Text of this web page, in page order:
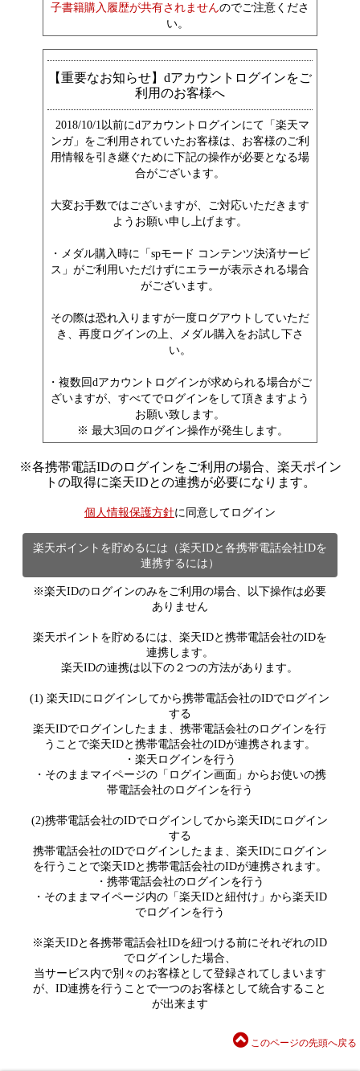
子書籍購入履歴が共有されませんのでご注意くださ
い。
【重要なお知らせ】dアカウントログインをご
利用のお客様へ
2018/10/1以前にdアカウントログインにて「楽天マ
ンガ」をご利用されていたお客様は、お客様のご利
用情報を引き継ぐために下記の操作が必要となる場
合がございます。
大変お手数ではございますが、ご対応いただきます
ようお願い申し上げます。
・メダル購入時に「spモード コンテンツ決済サービ
ス」がご利用いただけずにエラーが表示される場合
がございます。
その際は恐れ入りますが一度ログアウトしていただ
き、再度ログインの上、メダル購入をお試し下さ
い。
・複数回dアカウントログインが求められる場合がご
ざいますが、すべてでログインをして頂きますよう
お願い致します。
※ 最大3回のログイン操作が発生します。
※各携帯電話IDのログインをご利用の場合、楽天ポイン
トの取得に楽天IDとの連携が必要になります。
個人情報保護方針に同意してログイン
楽天ポイントを貯めるには（楽天IDと各携帯電話会社IDを
連携するには）
※楽天IDのログインのみをご利用の場合、以下操作は必要
ありません
楽天ポイントを貯めるには、楽天IDと携帯電話会社のIDを
連携します。
楽天IDの連携は以下の２つの方法があります。
(1) 楽天IDにログインしてから携帯電話会社のIDでログイン
する
楽天IDでログインしたまま、携帯電話会社のログインを行
うことで楽天IDと携帯電話会社のIDが連携されます。
・楽天ログインを行う
・そのままマイページの「ログイン画面」からお使いの携
帯電話会社のログインを行う
(2)携帯電話会社のIDでログインしてから楽天IDにログイン
する
携帯電話会社のIDでログインしたまま、楽天IDにログイン
を行うことで楽天IDと携帯電話会社のIDが連携されます。
・携帯電話会社のログインを行う
・そのままマイページ内の「楽天IDと紐付け」から楽天ID
でログインを行う
※楽天IDと各携帯電話会社IDを紐つける前にそれぞれのID
でログインした場合、
当サービス内で別々のお客様として登録されてしまいます
が、ID連携を行うことで一つのお客様として統合すること
が出来ます
このページの先頭へ戻る